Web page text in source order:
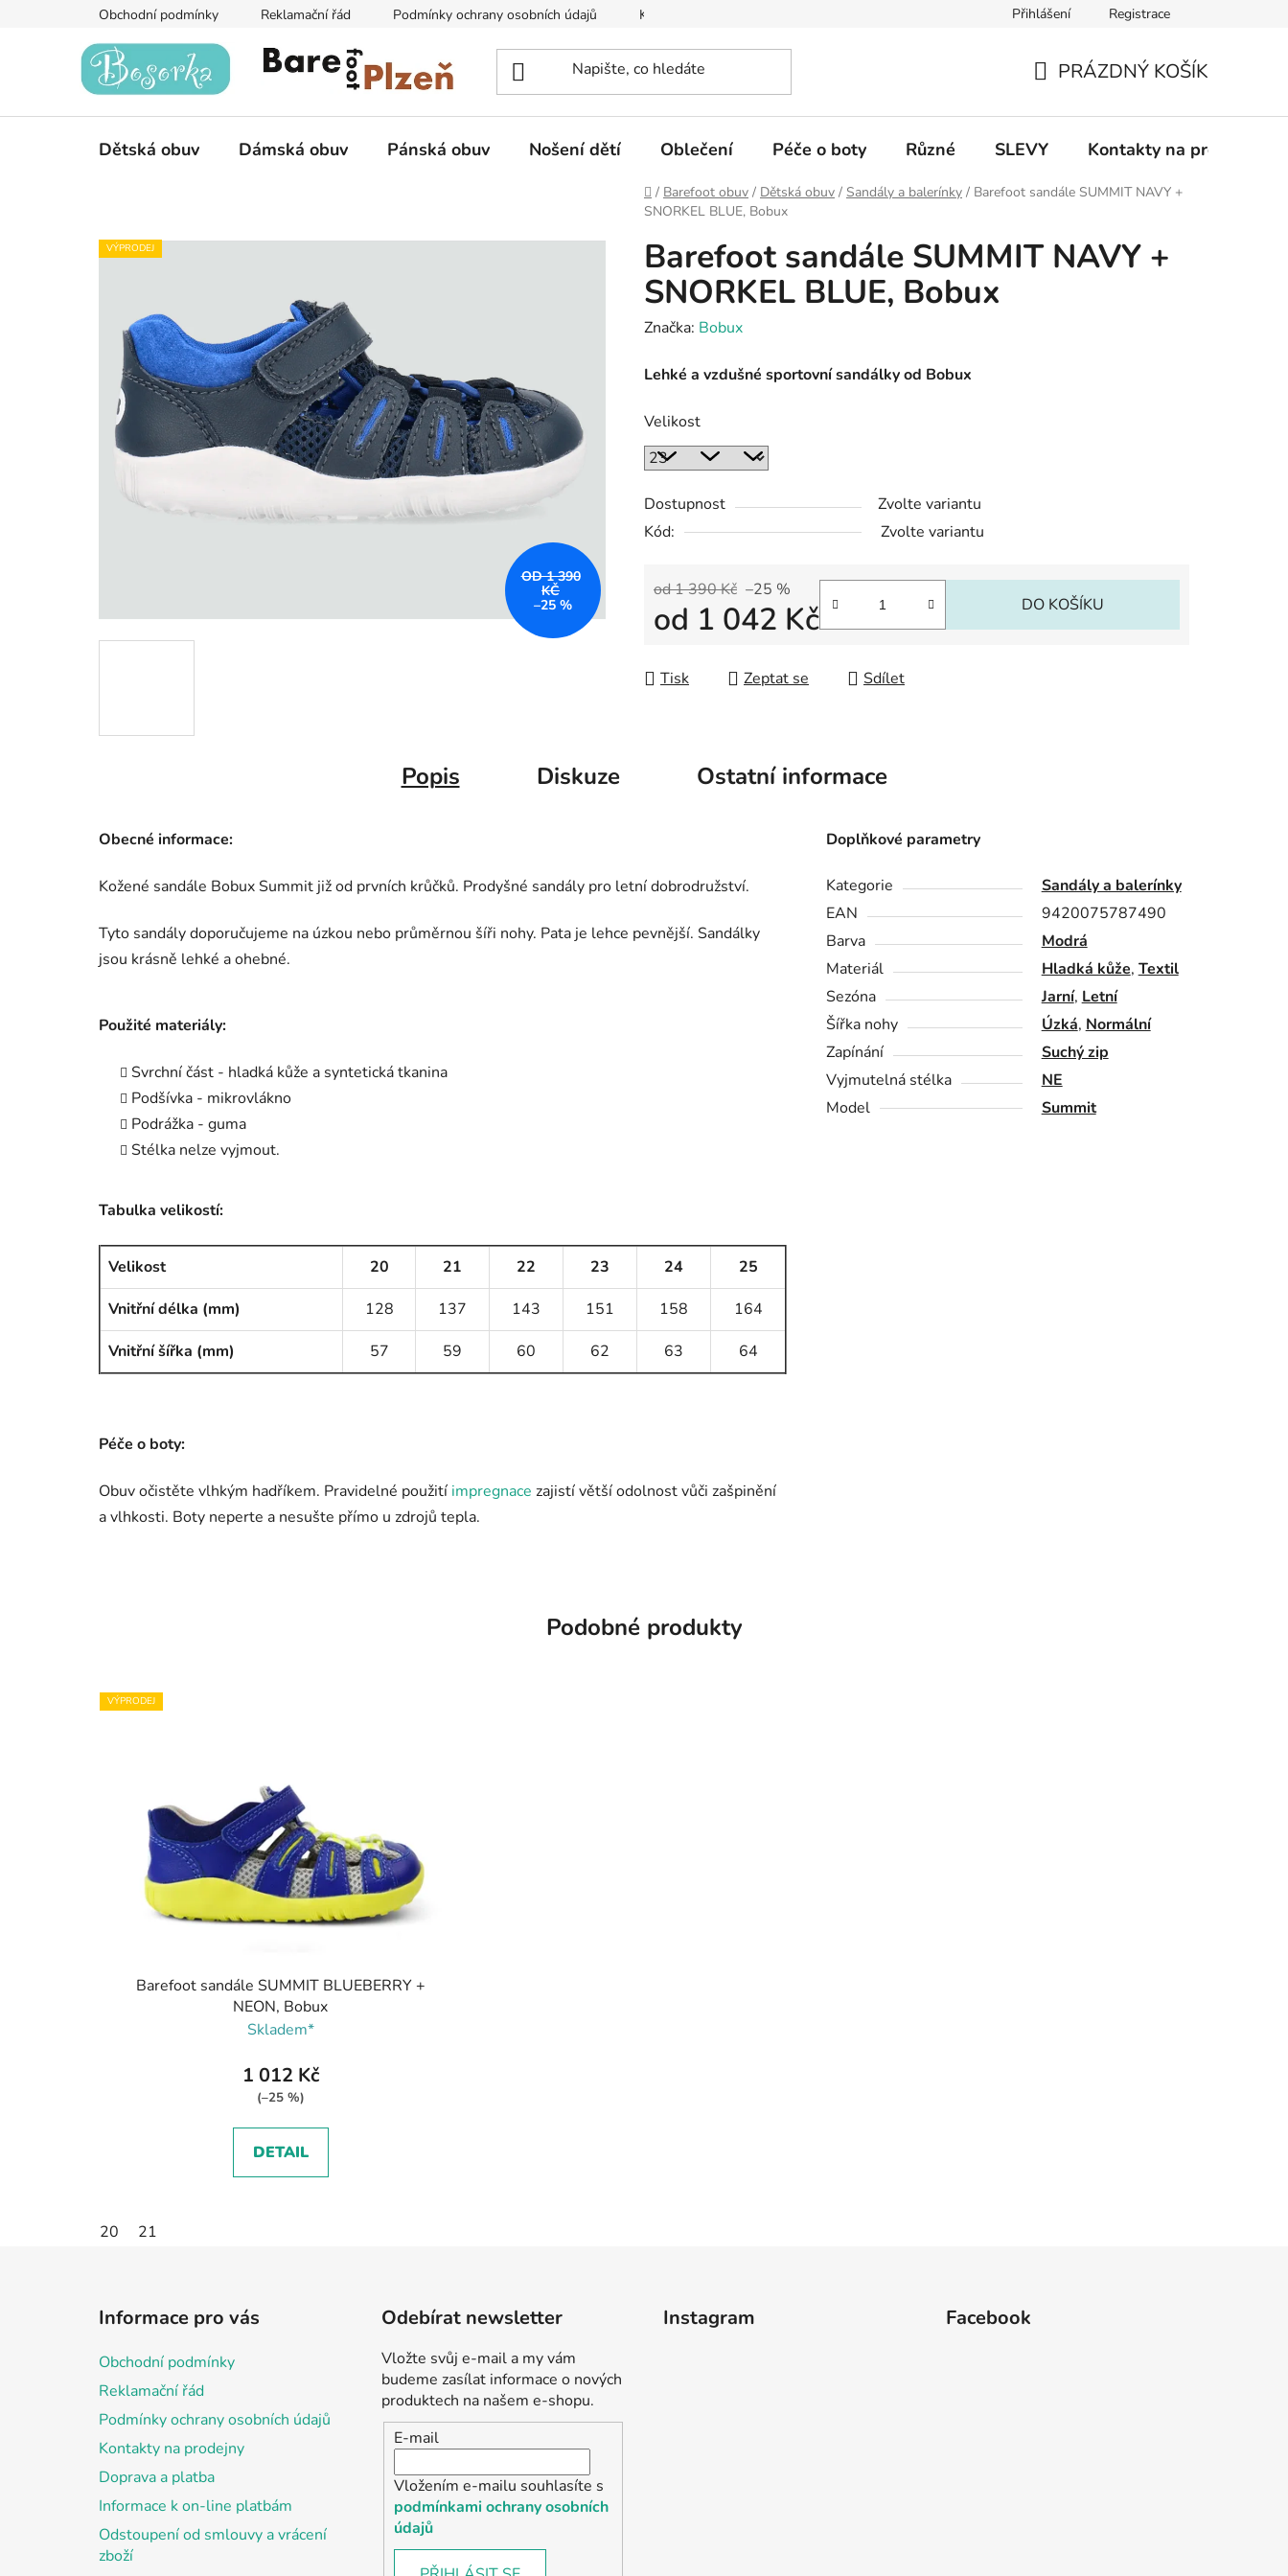
Obchodní podmínky Reklamační řád Podmínky ochrany osobních údajů Kontakty na prodejny Informace k on-line platbám Odstoupení od
Přihlášení Registrace
KOŠÍK
PRÁZDNÝ KOŠÍK
Dětská obuv Dámská obuv Pánská obuv Nošení dětí Oblečení Péče o boty Různé SLEVY Kontakty na prodejny
Domů
/ Barefoot obuv / Dětská obuv / Sandály a balerínky / Barefoot sandále SUMMIT NAVY +
SNORKEL BLUE, Bobux
Barefoot sandále SUMMIT NAVY +
SNORKEL BLUE, Bobux
Značka: Bobux
Lehké a vzdušné sportovní sandálky od Bobux
Velikost
Dostupnost
Zvolte variantu
Kód:
Zvolte variantu
od 1 390 Kč –25 %
od 1 042 Kč DO KOŠÍKU
Tisk Zeptat se Sdílet
VÝPRODEJ
OD 1 390
KČ
–25 %
Popis Diskuze Ostatní informace
Obecné informace:
Kožené sandále Bobux Summit již od prvních krůčků. Prodyšné sandály pro letní dobrodružství.
Tyto sandály doporučujeme na úzkou nebo průměrnou šíři nohy. Pata je lehce pevnější. Sandálky
jsou krásně lehké a ohebné.
Použité materiály:
Svrchní část - hladká kůže a syntetická tkanina
Podšívka - mikrovlákno
Podrážka - guma
Stélka nelze vyjmout.
Tabulka velikostí:
Velikost 20 21 22 23 24
25
Vnitřní délka (mm)
128 137 143 151 158
164
Vnitřní šířka (mm)
57 59 60 62 63 64
Péče o boty:
Obuv očistěte vlhkým hadříkem. Pravidelné použití impregnace zajistí větší odolnost vůči zašpinění
a vlhkosti. Boty neperte a nesušte přímo u zdrojů tepla.
Doplňkové parametry
Kategorie
Sandály a balerínky
EAN
9420075787490
Barva
Modrá
Materiál
Hladká kůže, Textil
Sezóna
Jarní, Letní
Šířka nohy
Úzká, Normální
Zapínání
Suchý zip
Vyjmutelná stélka
NE
Model
Summit
Podobné produkty
VÝPRODEJ
Barefoot sandále SUMMIT BLUEBERRY +
NEON, Bobux
Skladem*
1 012 Kč
(–25 %)
DETAIL
20 21
Informace pro vás
Obchodní podmínky
Reklamační řád
Podmínky ochrany osobních údajů
Kontakty na prodejny
Doprava a platba
Informace k on-line platbám
Odstoupení od smlouvy a vrácení
zboží
Odebírat newsletter
Vložte svůj e-mail a my vám
budeme zasílat informace o nových
produktech na našem e-shopu.
E-mail
Vložením e-mailu souhlasíte s
podmínkami ochrany osobních
údajů
Instagram Facebook